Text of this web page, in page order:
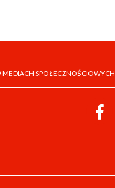
MEDIACH SPOŁECZNOŚCIOWYCH